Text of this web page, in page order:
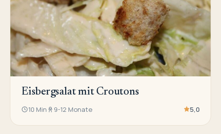
Eisbergsalat mit Croutons
10 Min 9-12 Monate 5,0